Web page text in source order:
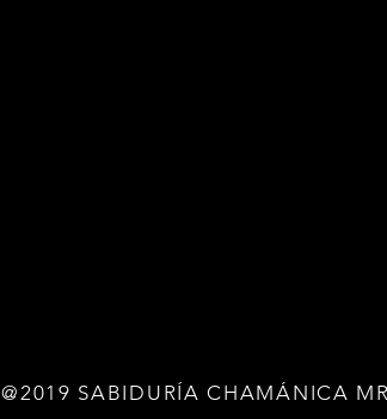
@2019 SABIDURÍA CHAMÁNICA MR